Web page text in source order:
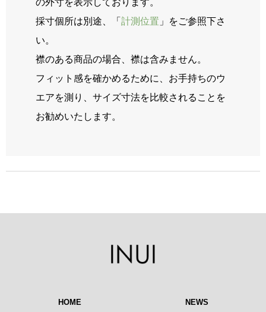
の外寸を表示しております。
採寸個所は別途、「 計測位置 」をご参照下さ
い。
襟のある商品の場合、襟は含みません。
フィット感を確かめるために、お手持ちのウ
エアを測り、サイズ寸法を比較されることを
お勧めいたします。
HOME NEWS